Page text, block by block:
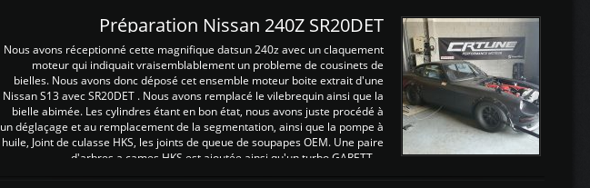
Préparation Nissan 240Z SR20DET
Nous avons réceptionné cette magnifique datsun 240z avec un claquement
moteur qui indiquait vraisemblablement un probleme de cousinets de
bielles. Nous avons donc déposé cet ensemble moteur boite extrait d'une
Nissan S13 avec SR20DET . Nous avons remplacé le vilebrequin ainsi que la
bielle abimée. Les cylindres étant en bon état, nous avons juste procédé à
un déglaçage et au remplacement de la segmentation, ainsi que la pompe à
huile, Joint de culasse HKS, les joints de queue de soupapes OEM. Une paire
d'arbres a cames HKS est ajoutée ainsi qu'un turbo GARETT ...